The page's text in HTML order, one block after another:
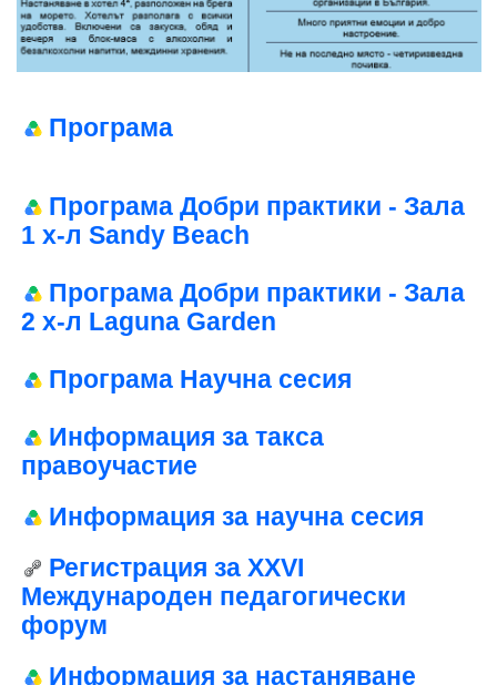
Програма
Програма Добри практики - Зала
1 х-л Sandy Beach
Програма Добри практики - Зала
2 х-л Laguna Garden
Програма Научна сесия
Информация за такса
правоучастие
Информация за научна сесия
Регистрация за XXVI
Международен педагогически
форум
Информация за настаняване